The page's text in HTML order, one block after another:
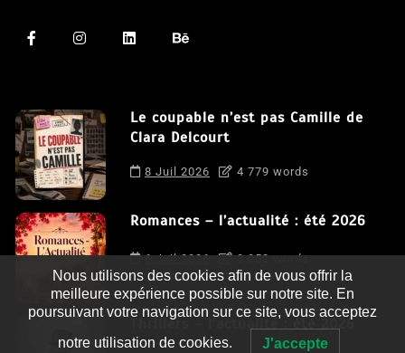
Le coupable n’est pas Camille de
Clara Delcourt
8 Juil 2026 4 779 words
Romances – l’actualité : été 2026
6 Juil 2026 3 052 words
Thrillers – l’actualité : été 2026
Nous utilisons des cookies afin de vous offrir la
meilleure expérience possible sur notre site. En
poursuivant votre navigation sur ce site, vous acceptez
notre utilisation de cookies. J'accepte